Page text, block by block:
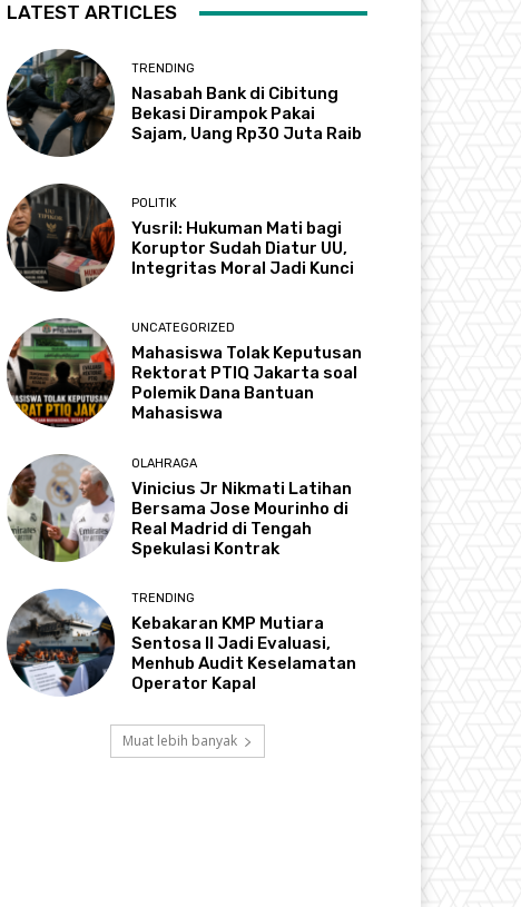
LATEST ARTICLES
TRENDING
Nasabah Bank di Cibitung
Bekasi Dirampok Pakai
Sajam, Uang Rp30 Juta Raib
POLITIK
Yusril: Hukuman Mati bagi
Koruptor Sudah Diatur UU,
Integritas Moral Jadi Kunci
UNCATEGORIZED
Mahasiswa Tolak Keputusan
Rektorat PTIQ Jakarta soal
Polemik Dana Bantuan
Mahasiswa
OLAHRAGA
Vinicius Jr Nikmati Latihan
Bersama Jose Mourinho di
Real Madrid di Tengah
Spekulasi Kontrak
TRENDING
Kebakaran KMP Mutiara
Sentosa II Jadi Evaluasi,
Menhub Audit Keselamatan
Operator Kapal
Muat lebih banyak